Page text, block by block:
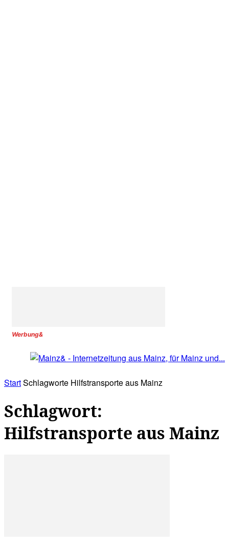
Werbung&
StartSchlagworte Hilfstransporte aus Mainz
Schlagwort:
Hilfstransporte aus Mainz